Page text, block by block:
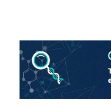
contenido